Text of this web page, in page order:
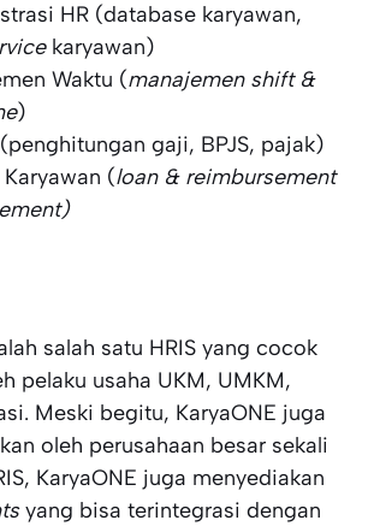
HR (database karyawan,
karyawan)
Waktu (manajemen shift &
)
gaji, BPJS, pajak)
(loan & reimbursement
salah satu HRIS yang cocok
pelaku usaha UKM, UMKM,
Meski begitu, KaryaONE juga
oleh perusahaan besar sekali
KaryaONE juga menyediakan
yang bisa terintegrasi dengan